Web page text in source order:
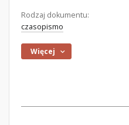
Rodzaj dokumentu:
czasopismo
Więcej